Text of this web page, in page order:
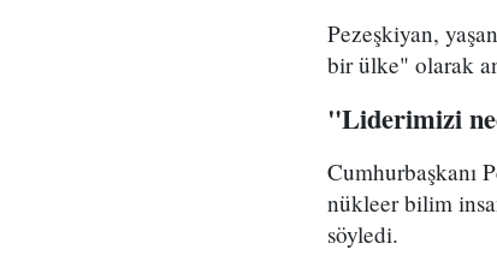
Pezeşkiyan,
bir ülke" olarak
"Liderimizi
Cumhurbaşkanı
nükleer bilim
söyledi.